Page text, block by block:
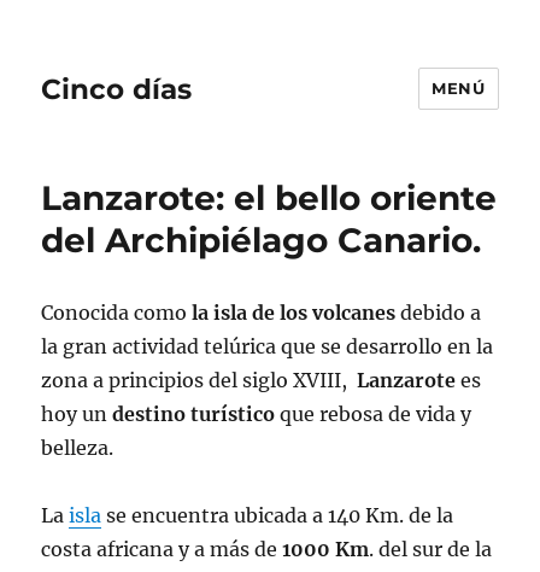
Cinco días MENÚ
Lanzarote: el bello oriente
del Archipiélago Canario.
Conocida comola isla de los volcanes debido a
la gran actividad telúrica que se desarrollo en la
zona a principios del siglo XVIII,Lanzarote es
hoy undestino turístico que rebosa de vida y
belleza.
Laisla se encuentra ubicada a 140 Km. de la
costa africana y a más de1000 Km. del sur de la